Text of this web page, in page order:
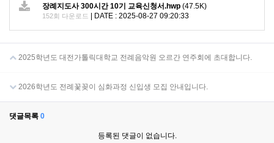
장례지도사 300시간 10기 교육신청서.hwp (47.5K)
152회 다운로드 DATE : 2025-08-27 09:20:33
2025학년도 대전가톨릭대학교 전례음악원 오르간 연주회에 초대합니다.
2026학년도 전례꽃꽂이 심화과정 신입생 모집 안내입니다.
댓글목록 0
등록된 댓글이 없습니다.